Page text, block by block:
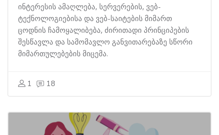
ინტერესის ამაღლება, სერვერების, ვებ-
ტექნოლოგიებისა და ვებ-საიტების მიმართ
ცოდნის ჩამოყალიბება, ძირითადი პრინციპების
შესწავლა და სამომავლო განვითარებაზე სწორი
მიმართულებების მიცემა.
1 18